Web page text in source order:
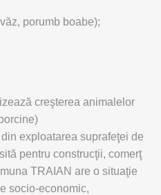
porumb boabe);
creşterea animalelor
exploatarea suprafeţei de
pentru construcţii, comerţ
TRAIAN are o situaţie
socio-economic,